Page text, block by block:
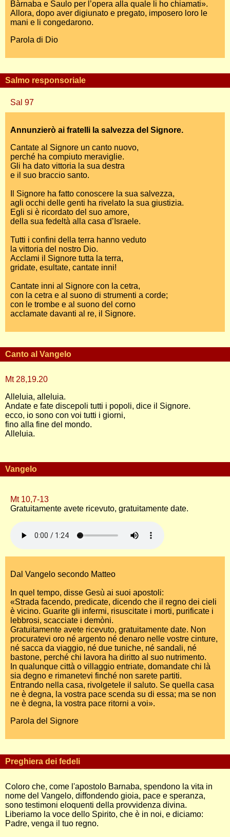
Bàrnaba e Saulo per l’opera alla quale li ho chiamati».
Allora, dopo aver digiunato e pregato, imposero loro le
mani e li congedarono.
Parola di Dio
Salmo responsoriale
Sal 97
Annunzierò ai fratelli la salvezza del Signore.
Cantate al Signore un canto nuovo,
perché ha compiuto meraviglie.
Gli ha dato vittoria la sua destra
e il suo braccio santo.
Il Signore ha fatto conoscere la sua salvezza,
agli occhi delle genti ha rivelato la sua giustizia.
Egli si è ricordato del suo amore,
della sua fedeltà alla casa d’Israele.
Tutti i confini della terra hanno veduto
la vittoria del nostro Dio.
Acclami il Signore tutta la terra,
gridate, esultate, cantate inni!
Cantate inni al Signore con la cetra,
con la cetra e al suono di strumenti a corde;
con le trombe e al suono del corno
acclamate davanti al re, il Signore.
Canto al Vangelo
Mt 28,19.20
Alleluia, alleluia.
Andate e fate discepoli tutti i popoli, dice il Signore.
ecco, io sono con voi tutti i giorni,
fino alla fine del mondo.
Alleluia.
Vangelo
Mt 10,7-13
Gratuitamente avete ricevuto, gratuitamente date.
Dal Vangelo secondo Matteo
In quel tempo, disse Gesù ai suoi apostoli:
«Strada facendo, predicate, dicendo che il regno dei cieli
è vicino. Guarite gli infermi, risuscitate i morti, purificate i
lebbrosi, scacciate i demòni.
Gratuitamente avete ricevuto, gratuitamente date. Non
procuratevi oro né argento né denaro nelle vostre cinture,
né sacca da viaggio, né due tuniche, né sandali, né
bastone, perché chi lavora ha diritto al suo nutrimento.
In qualunque città o villaggio entriate, domandate chi là
sia degno e rimanetevi finché non sarete partiti.
Entrando nella casa, rivolgetele il saluto. Se quella casa
ne è degna, la vostra pace scenda su di essa; ma se non
ne è degna, la vostra pace ritorni a voi».
Parola del Signore
Preghiera dei fedeli
Coloro che, come l'apostolo Barnaba, spendono la vita in
nome del Vangelo, diffondendo gioia, pace e speranza,
sono testimoni eloquenti della provvidenza divina.
Liberiamo la voce dello Spirito, che è in noi, e diciamo:
Padre, venga il tuo regno.